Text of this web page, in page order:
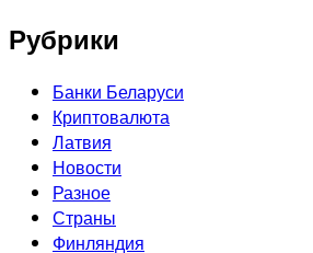
Рубрики
Банки Беларуси
Криптовалюта
Латвия
Новости
Разное
Страны
Финляндия